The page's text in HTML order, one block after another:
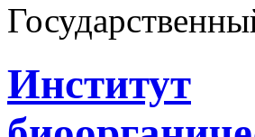
Институт